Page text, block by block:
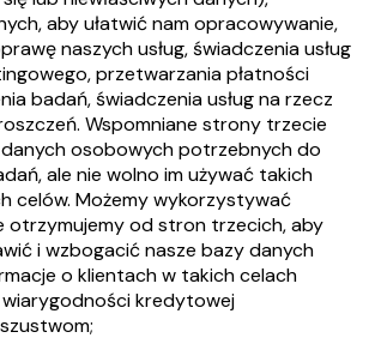
aby ułatwić nam opracowywanie,
naszych usług, świadczenia usług
przetwarzania płatności
badań, świadczenia usług na rzecz
Wspomniane strony trzecie
osobowych potrzebnych do
ale nie wolno im używać takich
celów. Możemy wykorzystywać
otrzymujemy od stron trzecich, aby
i wzbogacić nasze bazy danych
o klientach w takich celach
kredytowej